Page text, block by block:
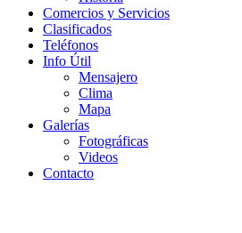
Comercios y Servicios
Clasificados
Teléfonos
Info Útil
Mensajero
Clima
Mapa
Galerías
Fotográficas
Videos
Contacto